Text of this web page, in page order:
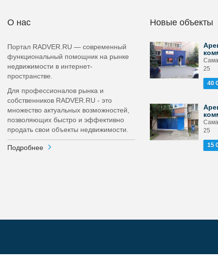
О нас
Портал RADVER.RU — современный
функциональный помощник на рынке
недвижимости в интернет-
пространстве.
Для профессионалов рынка и
собственников RADVER.RU - это
множество актуальных возможностей,
позволяющих быстро и эффективно
продать свои объекты недвижимости.
Подробнее
Новые объекты
25
40
25
15